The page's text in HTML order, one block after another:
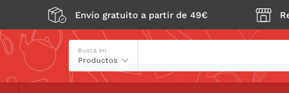
Envío gratuito a partir de 49€
Busca en
Set 4 moldes helado magnum